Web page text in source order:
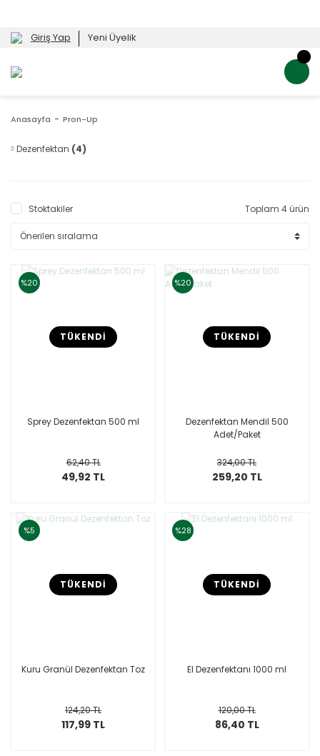
Giriş Yap Yeni Üyelik
Anasayfa Pron-Up
Dezenfektan (4)
Stoktakiler Toplam 4 ürün
%20
TÜKENDİ
Sprey Dezenfektan 500 ml
62,40 TL
49,92 TL
%20
TÜKENDİ
Dezenfektan Mendil 500
Adet/Paket
324,00 TL
259,20 TL
%5
TÜKENDİ
Kuru Granül Dezenfektan Toz
124,20 TL
117,99 TL
%28
TÜKENDİ
El Dezenfektanı 1000 ml
120,00 TL
86,40 TL